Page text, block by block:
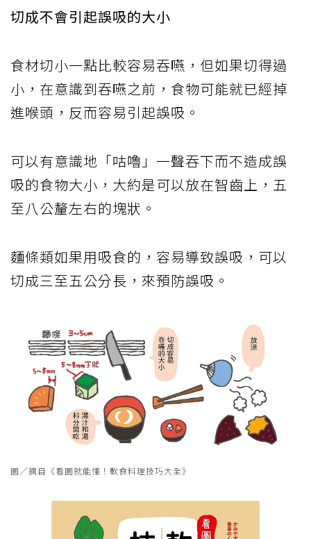
切成不會引起誤吸的大小
食材切小一點比較容易吞嚥，但如果切得過
小，在意識到吞嚥之前，食物可能就已經掉
進喉頭，反而容易引起誤吸。
可以有意識地「咕嚕」一聲吞下而不造成誤
吸的食物大小，大約是可以放在智齒上，五
至八公釐左右的塊狀。
麵條類如果用吸食的，容易導致誤吸，可以
切成三至五公分長，來預防誤吸。
圖／摘自《看圖就能懂！軟食料理技巧大全》